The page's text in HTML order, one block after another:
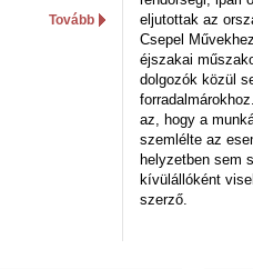
Tovább
eljutottak az
Csepel
éjszakai
dolgozók közül
az, hogy a
szemlélte az
helyzetben sem
kívülállóként
szerző.